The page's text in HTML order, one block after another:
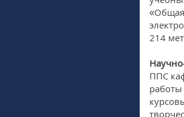
«Общая
214
ППС